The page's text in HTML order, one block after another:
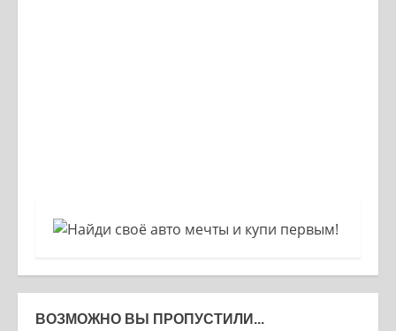
ВОЗМОЖНО ВЫ ПРОПУСТИЛИ...